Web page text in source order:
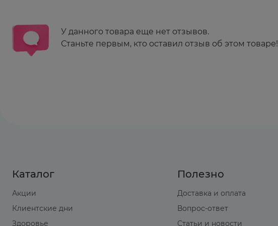
У данного товара еще нет отзывов.
Станьте первым, кто оставил отзыв об этом товаре!
Каталог
Акции
Клиентские дни
Здоровье
Полезно
Доставка и оплата
Вопрос-ответ
Статьи и новости